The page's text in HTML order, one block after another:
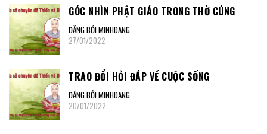
GÓC NHÌN PHẬT GIÁO TRONG THỜ CÚNG
ĐĂNG BỞI MINHDANG
27/01/2022
TRAO ĐỔI HỎI ĐÁP VỀ CUỘC SỐNG
ĐĂNG BỞI MINHDANG
20/01/2022